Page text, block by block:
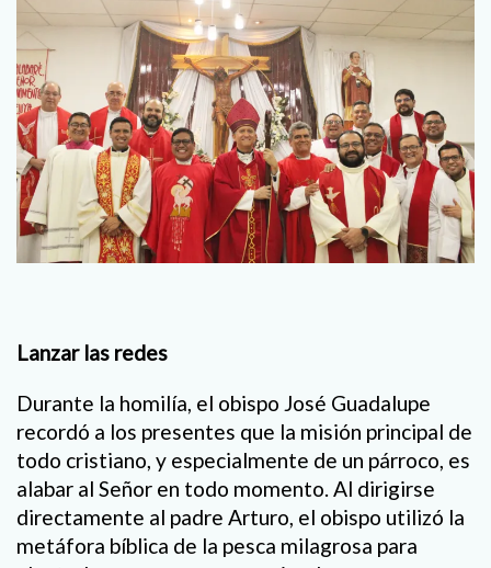
Lanzar las redes
Durante la homilía, el obispo José Guadalupe
recordó a los presentes que la misión principal de
todo cristiano, y especialmente de un párroco, es
alabar al Señor en todo momento. Al dirigirse
directamente al padre Arturo, el obispo utilizó la
metáfora bíblica de la pesca milagrosa para